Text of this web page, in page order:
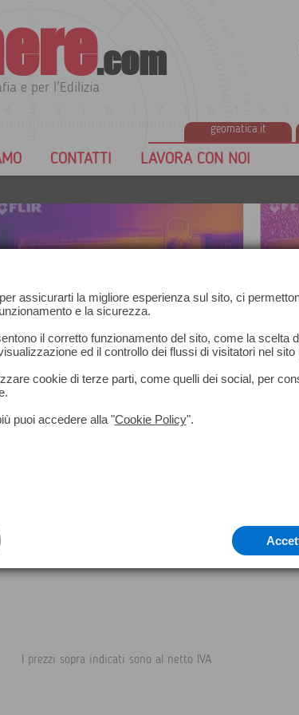
.com
e per l'Edilizia
geomatica.it
CONTATTI LAVORA CON NOI
One Edge Pro
I prezzi sopra indicati sono al netto IVA
assicurarti la migliore esperienza sul sito, ci
e la sicurezza.
il corretto funzionamento del sito, come la scelta
ed il controllo dei flussi di visitatori nel sito
cookie di terze parti, come quelli dei social, per
puoi accedere alla "Cookie Policy".